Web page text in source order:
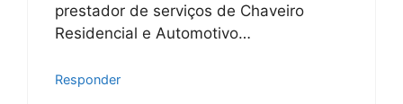
prestador de serviços de Chaveiro
Residencial e Automotivo…
Responder